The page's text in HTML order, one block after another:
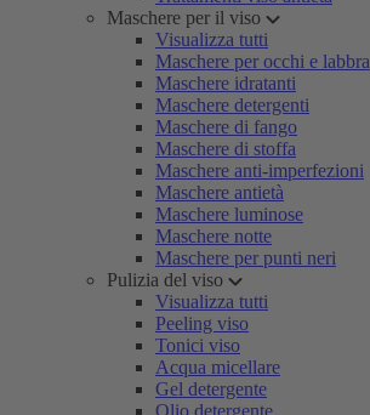
Maschere per il viso
Visualizza tutti
Maschere per occhi e labbra
Maschere idratanti
Maschere detergenti
Maschere di fango
Maschere di stoffa
Maschere anti-imperfezioni
Maschere antietà
Maschere luminose
Maschere notte
Maschere per punti neri
Pulizia del viso
Visualizza tutti
Peeling viso
Tonici viso
Acqua micellare
Gel detergente
Olio detergente